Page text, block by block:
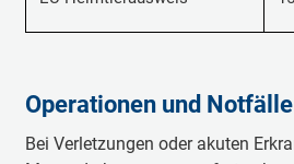
Operationen und Notfälle
Bei Verletzungen oder akuten